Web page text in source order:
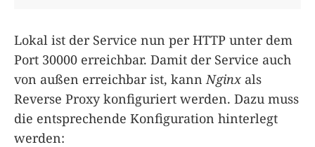
Lokal ist der Service nun per HTTP unter dem
Port 30000 erreichbar. Damit der Service auch
von außen erreichbar ist, kann Nginx als
Reverse Proxy konfiguriert werden. Dazu muss
die entsprechende Konfiguration hinterlegt
werden: